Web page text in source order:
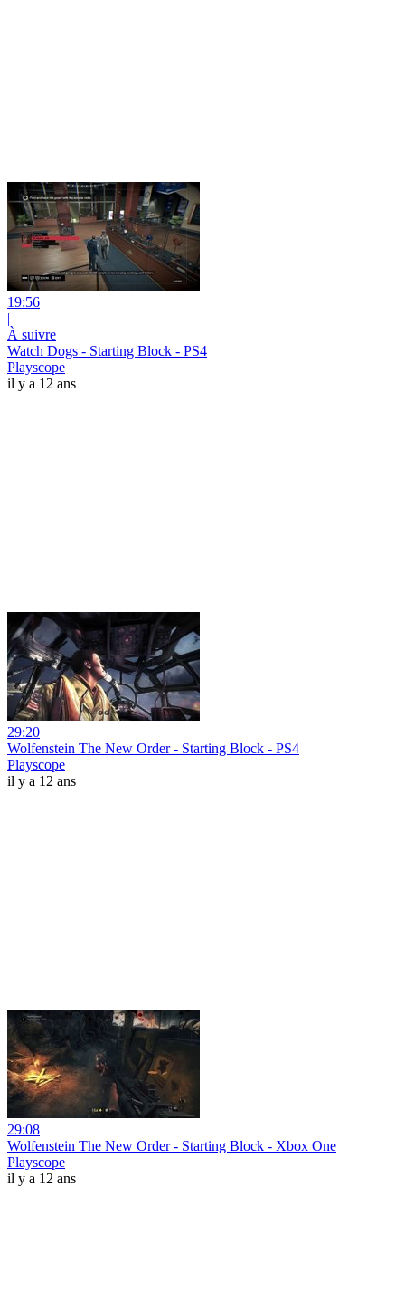
19:56
|
À suivre
Watch Dogs - Starting Block - PS4
Playscope
il y a 12 ans
29:20
Wolfenstein The New Order - Starting Block - PS4
Playscope
il y a 12 ans
29:08
Wolfenstein The New Order - Starting Block - Xbox One
Playscope
il y a 12 ans